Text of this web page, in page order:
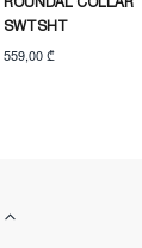
SWTSHT
559,00 ₾